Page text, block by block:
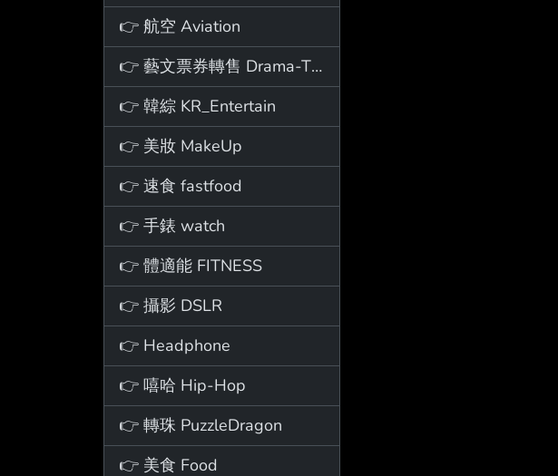
👉 航空 Aviation
👉 藝文票券轉售 Drama-Ticket
👉 韓綜 KR_Entertain
👉 美妝 MakeUp
👉 速食 fastfood
👉 手錶 watch
👉 體適能 FITNESS
👉 攝影 DSLR
👉 Headphone
👉 嘻哈 Hip-Hop
👉 轉珠 PuzzleDragon
👉 美食 Food